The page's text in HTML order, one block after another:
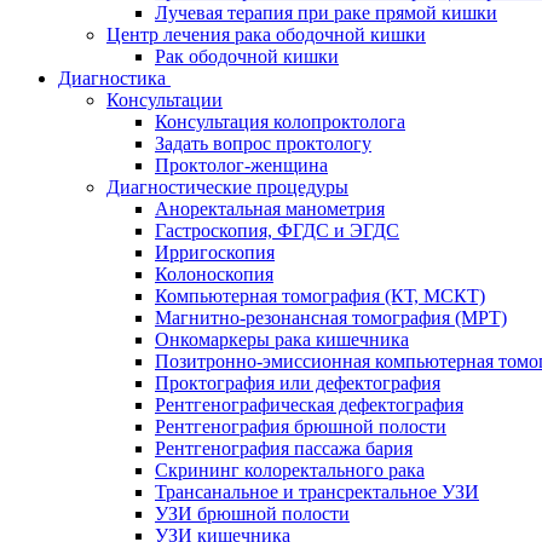
Лучевая терапия при раке прямой кишки
Центр лечения рака ободочной кишки
Рак ободочной кишки
Диагностика
Консультации
Консультация колопроктолога
Задать вопрос проктологу
Проктолог-женщина
Диагностические процедуры
Аноректальная манометрия
Гастроскопия, ФГДС и ЭГДС
Ирригоскопия
Колоноскопия
Компьютерная томография (КТ, МСКТ)
Магнитно-резонансная томография (МРТ)
Онкомаркеры рака кишечника
Позитронно-эмиссионная компьютерная
Проктография или дефектография
Рентгенографическая дефектография
Рентгенография брюшной полости
Рентгенография пассажа бария
Скрининг колоректального рака
Трансанальное и трансректальное УЗИ
УЗИ брюшной полости
УЗИ кишечника